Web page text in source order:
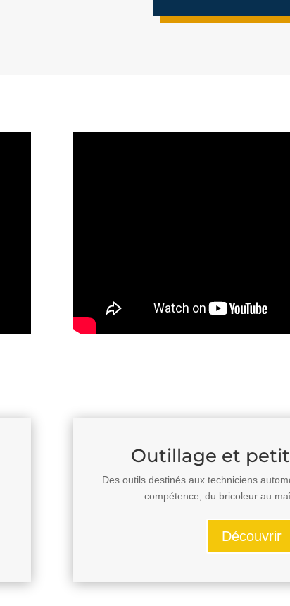
Outillage et
Des outils destinés aux techniciens
compétence, du bricoleur au
Découvrir